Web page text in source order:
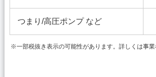
つまり/高圧ポンプ など
※一部税抜き表示の可能性があります。詳しくは事